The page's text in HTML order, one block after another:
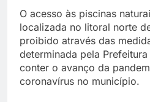
O acesso às piscinas
localizada no litoral norte
proibido através das
determinada pela
conter o avanço da
coronavírus no município.